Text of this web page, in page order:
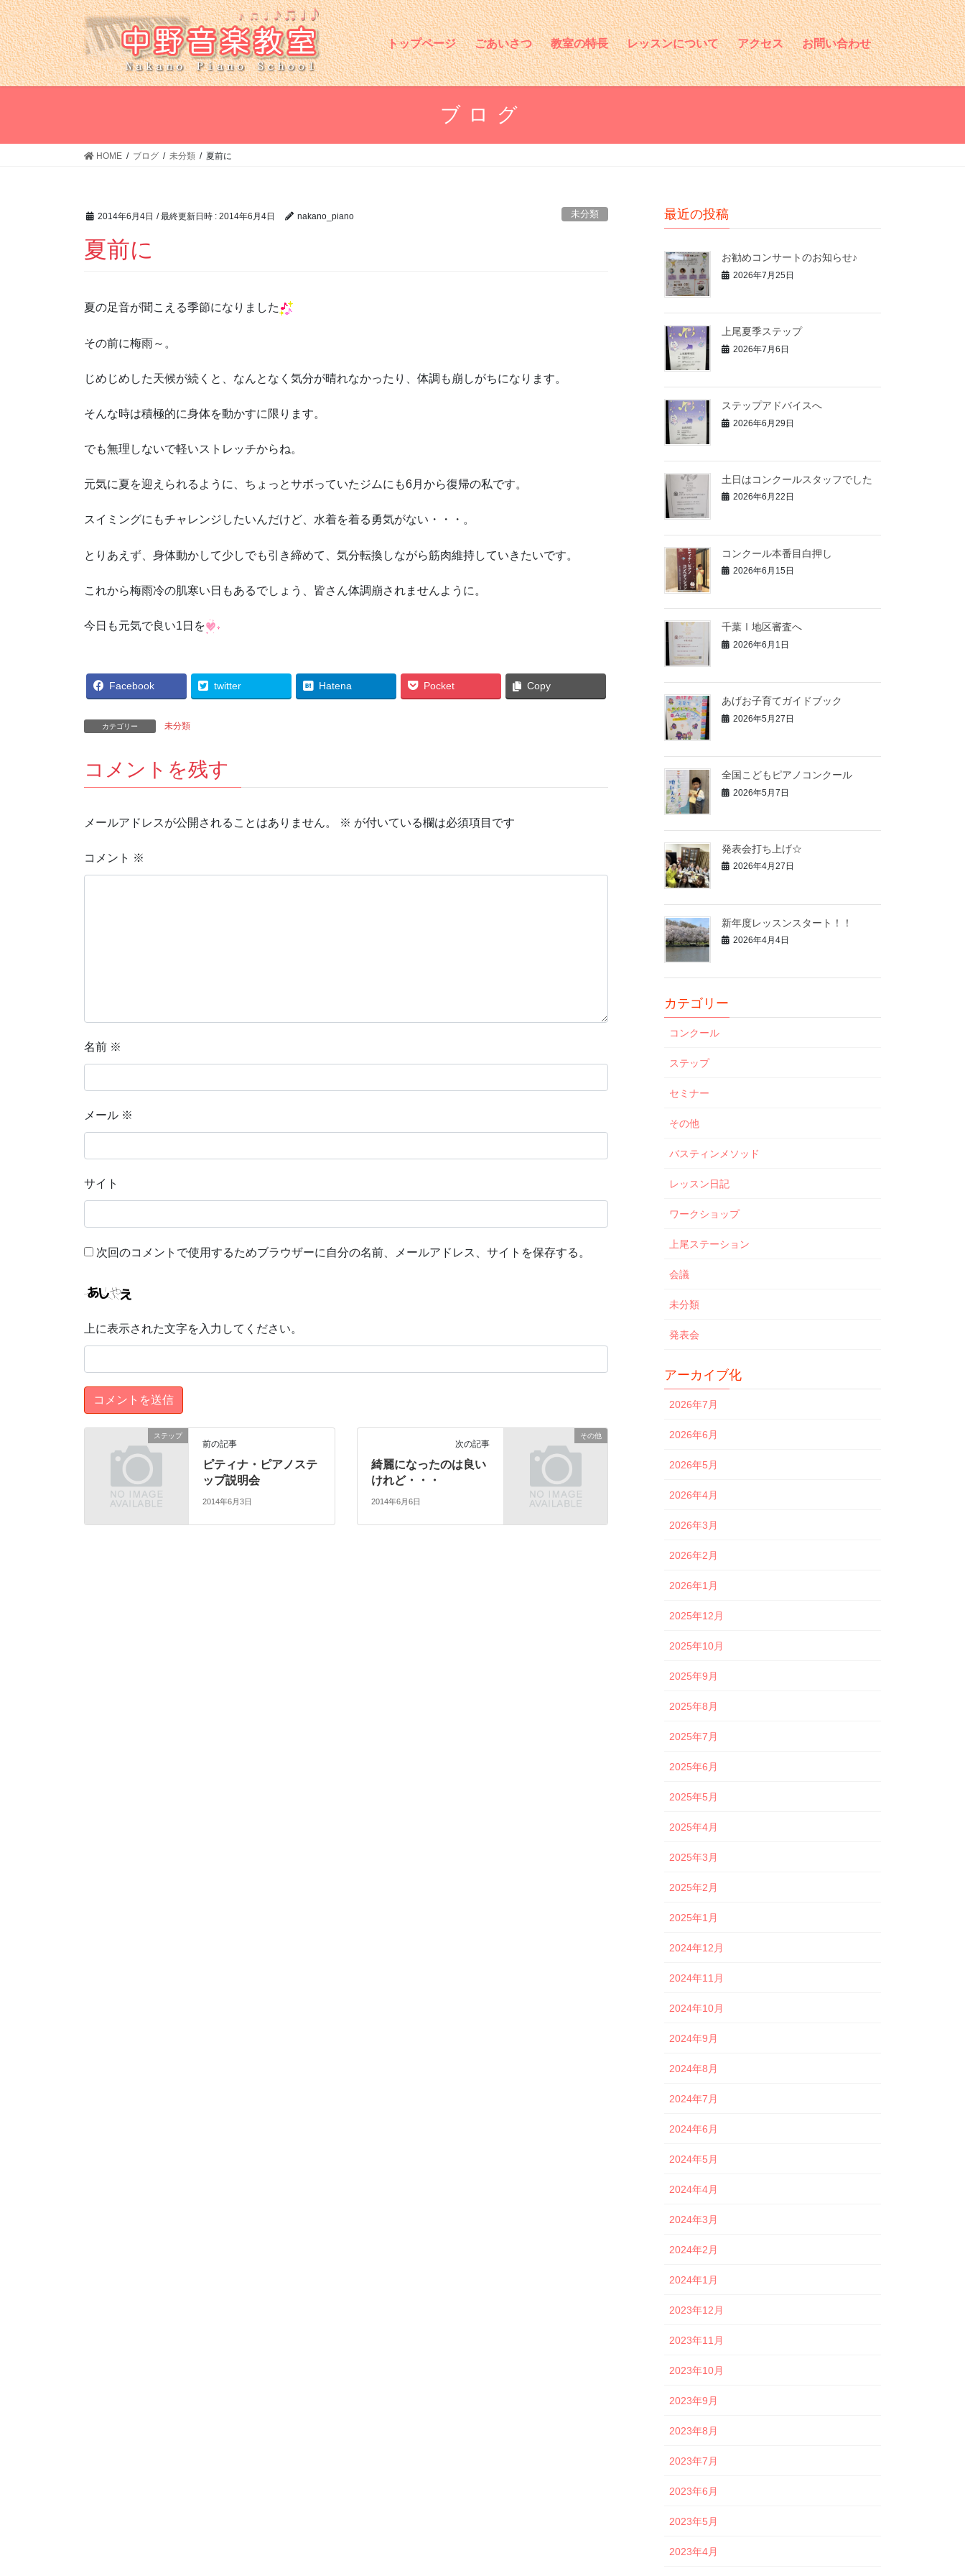
コ
ン
テ
ン
ツ
ッ
ナ
ビ
ゲ
ー
シ
移
トップページ ごあいさつ 教室の特長 レッスンについて アクセス お問い合わせ
ブログ
HOME ブログ 未分類 夏前に
2014年6月4日 / 最終更新日時 : 2014年6月4日 nakano_piano 未分類
夏前に
夏の足音が聞こえる季節になりました
その前に梅雨～。
じめじめした天候が続くと、なんとなく気分が晴れなかったり、体調も崩しがちになります。
そんな時は積極的に身体を動かすに限ります。
でも無理しないで軽いストレッチからね。
元気に夏を迎えられるように、ちょっとサボっていたジムにも6月から復帰の私です。
スイミングにもチャレンジしたいんだけど、水着を着る勇気がない・・・。
とりあえず、身体動かして少しでも引き締めて、気分転換しながら筋肉維持していきたいです。
これから梅雨冷の肌寒い日もあるでしょう、皆さん体調崩されませんように。
今日も元気で良い1日を
Facebook twitter Hatena Pocket Copy
カテゴリー 未分類
コメントを残す
メールアドレスが公開されることはありません。 ※ が付いている欄は必須項目です
コメント ※
名前 ※
メール ※
サイト
次回のコメントで使用するためブラウザーに自分の名前、メールアドレス、サイトを保存する。
上に表示された文字を入力してください。
ステップ
前の記事
ピティナ・ピアノステ
ップ説明会
2014年6月3日
その他
次の記事
綺麗になったのは良い
けれど・・・
2014年6月6日
最近の投稿
お勧めコンサートのお知らせ♪
2026年7月25日
上尾夏季ステップ
2026年7月6日
ステップアドバイスへ
2026年6月29日
土日はコンクールスタッフでした
2026年6月22日
コンクール本番目白押し
2026年6月15日
千葉Ⅰ地区審査へ
2026年6月1日
あげお子育てガイドブック
2026年5月27日
全国こどもピアノコンクール
2026年5月7日
発表会打ち上げ☆
2026年4月27日
新年度レッスンスタート！！
2026年4月4日
カテゴリー
コンクール
ステップ
セミナー
その他
バスティンメソッド
レッスン日記
ワークショップ
上尾ステーション
会議
未分類
発表会
アーカイブ化
2026年7月
2026年6月
2026年5月
2026年4月
2026年3月
2026年2月
2026年1月
2025年12月
2025年10月
2025年9月
2025年8月
2025年7月
2025年6月
2025年5月
2025年4月
2025年3月
2025年2月
2025年1月
2024年12月
2024年11月
2024年10月
2024年9月
2024年8月
2024年7月
2024年6月
2024年5月
2024年4月
2024年3月
2024年2月
2024年1月
2023年12月
2023年11月
2023年10月
2023年9月
2023年8月
2023年7月
2023年6月
2023年5月
2023年4月